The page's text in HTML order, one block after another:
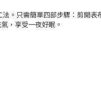
法。只需簡單四部步驟：剪開
，享受一夜好眠。